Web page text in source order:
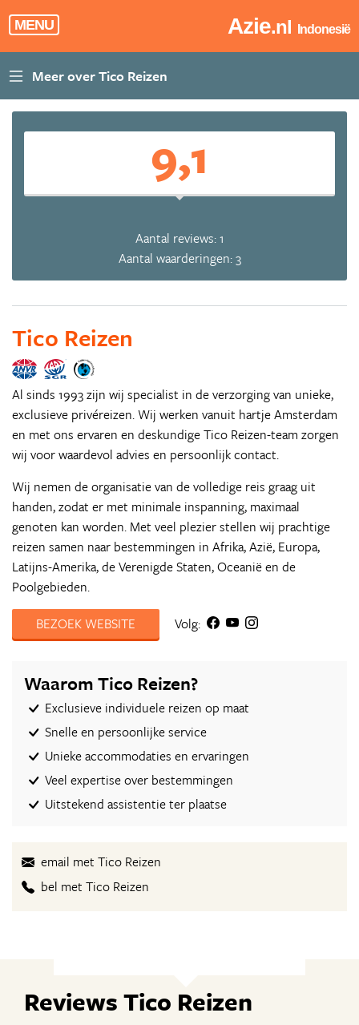
MENU Azie.nl Indonesië
9,1
Aantal reviews: 1
Aantal waarderingen: 3
Tico Reizen
Al sinds 1993 zijn wij specialist in de verzorging van unieke,
exclusieve privéreizen. Wij werken vanuit hartje Amsterdam
en met ons ervaren en deskundige Tico Reizen-team zorgen
wij voor waardevol advies en persoonlijk contact.
Wij nemen de organisatie van de volledige reis graag uit
handen, zodat er met minimale inspanning, maximaal
genoten kan worden. Met veel plezier stellen wij prachtige
reizen samen naar bestemmingen in Afrika, Azië, Europa,
Latijns-Amerika, de Verenigde Staten, Oceanië en de
Poolgebieden.
BEZOEK WEBSITE
Volg:
Waarom Tico Reizen?
Exclusieve individuele reizen op maat
Snelle en persoonlijke service
Unieke accommodaties en ervaringen
Veel expertise over bestemmingen
Uitstekend assistentie ter plaatse
email met Tico Reizen
bel met Tico Reizen
Reviews Tico Reizen